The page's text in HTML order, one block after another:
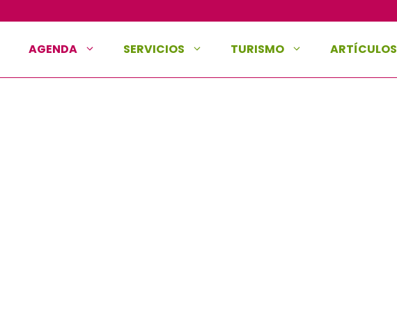
AGENDA SERVICIOS TURISMO ARTÍCULOS